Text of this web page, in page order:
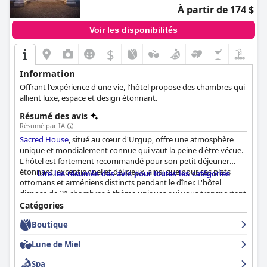
À partir de 174 $
Voir les disponibilités
$
Information
Offrant l'expérience d'une vie, l'hôtel propose des chambres qui
allient luxe, espace et design étonnant.
Résumé des avis
Résumé par IA
Sacred House, situé au cœur d'Urgup, offre une atmosphère
unique et mondialement connue qui vaut la peine d'être vécue.
L'hôtel est fortement recommandé pour son petit déjeuner
étonnant, exceptionnel et délicieux, ainsi que pour ses plats
ottomans et arméniens distincts pendant le dîner. L'hôtel
dispose de 21 chambres à thème uniques qui vous transportent
dans un autre monde grâce à leurs superbes décorations. Le
personnel a reçu de nombreux éloges pour son service amical,
serviable et attentif. Les installations du spa sont excellentes et
époustouflant, est à essayer absolument. Le
parfait pour une escapade en couple, avec ses chambres
Lire les résumés des avis pour toutes les catégories
Catégories
Boutique
Lune de Miel
Spa